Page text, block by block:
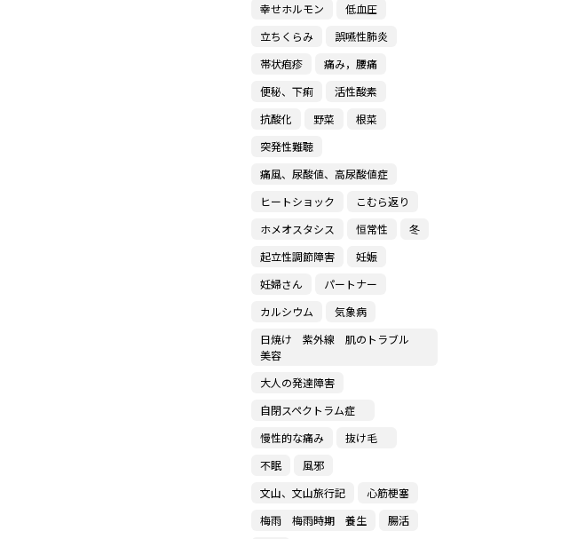
幸せホルモン
低血圧
立ちくらみ
誤嚥性肺炎
帯状疱疹
痛み，腰痛
便秘、下痢
活性酸素
抗酸化
野菜
根菜
突発性難聴
痛風、尿酸値、高尿酸値症
ヒートショック
こむら返り
ホメオスタシス
恒常性
冬
起立性調節障害
妊娠
妊婦さん
パートナー
カルシウム
気象病
日焼け 紫外線 肌のトラブル
美容
大人の発達障害
自閉スペクトラム症
慢性的な痛み
抜け毛
不眠
風邪
文山、文山旅行記
心筋梗塞
梅雨 梅雨時期 養生
腸活